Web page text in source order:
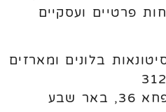
פרטיים ועסקיים
בלונים ומארזים
שבע